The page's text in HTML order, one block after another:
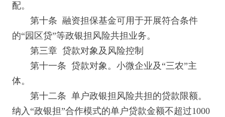
配。
第十条 融资担保基金可用于开展符合条件
的“园区贷”等政银担风险共担业务。
第三章 贷款对象及风险控制
第十一条 贷款对象。小微企业及“三农”主
体。
第十二条 单户政银担风险共担的贷款限额。
纳入“政银担”合作模式的单户贷款金额不超过1000